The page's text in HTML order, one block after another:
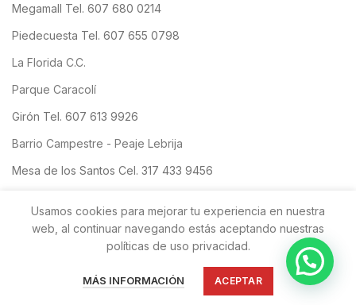
Megamall Tel. 607 680 0214
Piedecuesta Tel. 607 655 0798
La Florida C.C.
Parque Caracolí
Girón Tel. 607 613 9926
Barrio Campestre - Peaje Lebrija
Mesa de los Santos Cel. 317 433 9456
| Todos los derechos
reservados. Desarrollado por:
IDEA DIRECTA SAS Aliado de:MPW
SOLUCIONES
Usamos cookies para mejorar tu experiencia en nuestra
web, al continuar navegando estás aceptando nuestras
políticas de uso privacidad.
MÁS INFORMACIÓN ACEPTAR